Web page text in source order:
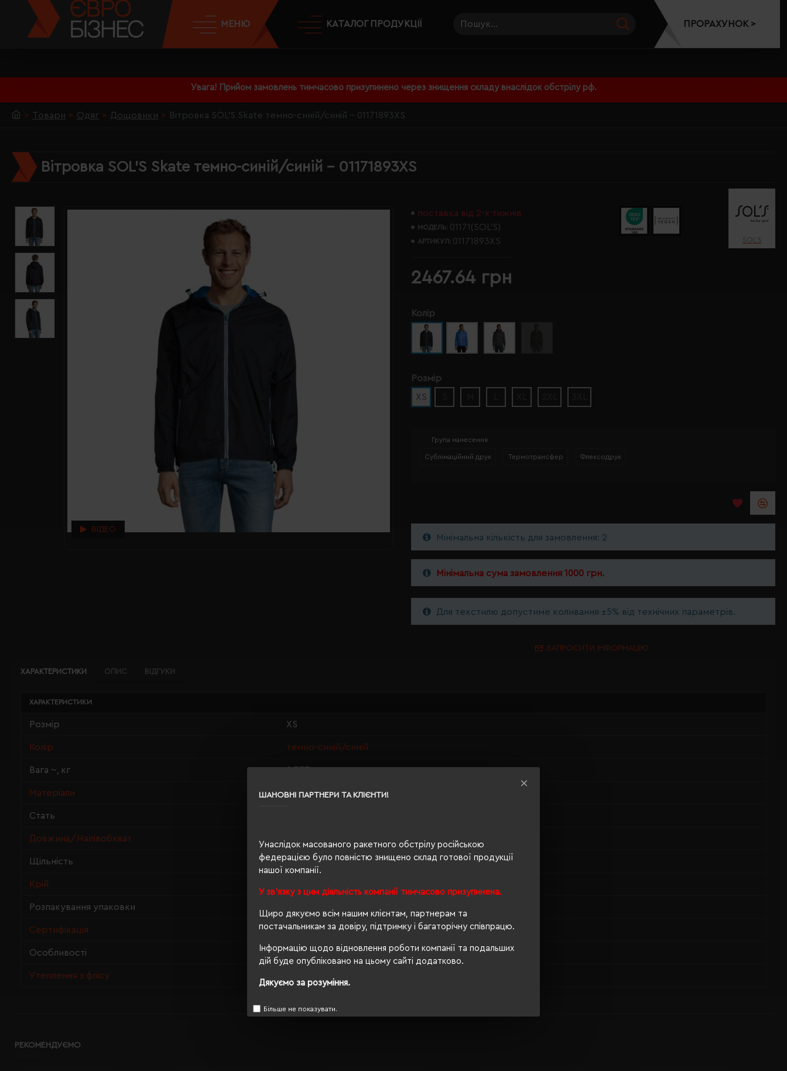
ШАНОВНІ ПАРТНЕРИ ТА КЛІЄНТИ!
Унаслідок масованого ракетного обстрілу російською
федерацією було повністю знищено склад готової продукції
нашої компанії.
У зв'язку з цим діяльність компанії тимчасово призупинена.
Щиро дякуємо всім нашим клієнтам, партнерам та
постачальникам за довіру, підтримку і багаторічну співпрацю.
Інформацію щодо відновлення роботи компанії та подальших
дій буде опубліковано на цьому сайті додатково.
Дякуємо за розуміння.
Більше не показувати.
Увага! Прийом замовлень тимчасово призупинено через знищення складу внаслідок обстрілу рф.
МЕНЮ КАТАЛОГ ПРОДУКЦІЇ ПРОРАХУНОК >
Товари Одяг Дощовики Вітровка SOL'S Skate темно-синій/синій - 01171893XS
Вітровка SOL'S Skate темно-синій/синій - 01171893XS
ВІДЕО
поставка від 2-х тижнів
МОДЕЛЬ: 01171(SOL’S)
АРТИКУЛ: 01171893XS SOL’S
2467.64 грн
Колір
Розмір
XS
Група нанесення
Сублімаційний друк Термотрансфер Флексодрук
Мінімальна кількість для замовлення: 2
Мінімальна сума замовлення 1000 грн.
Для текстилю допустиме коливання ±5% від технічних параметрів.
ЗАПРОСИТИ ІНФОРМАЦІЮ
ХАРАКТЕРИСТИКИ ОПИС ВІДГУКИ
ХАРАКТЕРИСТИКИ
Розмір XS
Колір темно-синій/синій
Вага ~, кг 0.357
Матеріали 100% нейлон
Стать
Довжина/Напівобхват
Щільність 210 г/м²
Крій
Розпакування упаковки
Сертифікація OEKO-TEX® Standard 100, PETA-Approved Vegan
Особливості водовідштовхуюча, вітрозахисна
Утеплення з флісу
РЕКОМЕНДУЄМО